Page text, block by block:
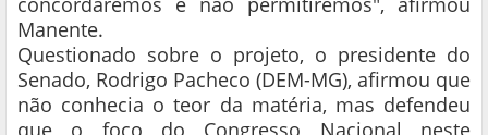
Manente.
Questionado sobre o projeto, o presidente do
Senado, Rodrigo Pacheco (DEM-MG), afirmou que
não conhecia o teor da matéria, mas defendeu